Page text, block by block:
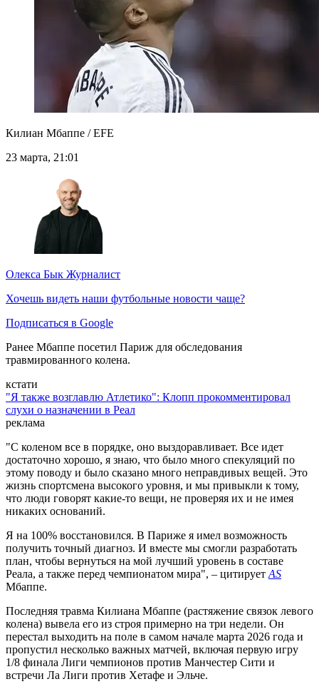
Килиан Мбаппе / EFE
23 марта, 21:01
Олекса Бык Журналист
Хочешь видеть наши футбольные новости чаще?
Подписаться в Google
Ранее Мбаппе посетил Париж для обследования
травмированного колена.
кстати
"Я также возглавлю Атлетико": Клопп прокомментировал
слухи о назначении в Реал
реклама
"С коленом все в порядке, оно выздоравливает. Все идет
достаточно хорошо, я знаю, что было много спекуляций по
этому поводу и было сказано много неправдивых вещей. Это
жизнь спортсмена высокого уровня, и мы привыкли к тому,
что люди говорят какие-то вещи, не проверяя их и не имея
никаких оснований.
Я на 100% восстановился. В Париже я имел возможность
получить точный диагноз. И вместе мы смогли разработать
план, чтобы вернуться на мой лучший уровень в составе
Реала, а также перед чемпионатом мира", – цитируетAS
Мбаппе.
Последняя травма Килиана Мбаппе (растяжение связок левого
колена) вывела его из строя примерно на три недели. Он
перестал выходить на поле в самом начале марта 2026 года и
пропустил несколько важных матчей, включая первую игру
1/8 финала Лиги чемпионов против Манчестер Сити и
встречи Ла Лиги против Хетафе и Эльче.